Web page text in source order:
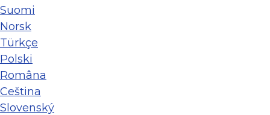
Suomi
Norsk
Türkçe
Polski
Româna
Ceština
Slovenský